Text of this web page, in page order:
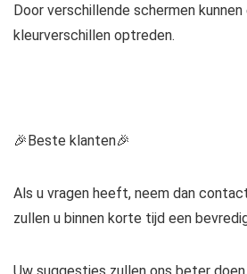
Door verschillende schermen kunnen
kleurverschillen optreden.
🎉Beste klanten🎉
Als u vragen heeft, neem dan
zullen u binnen korte tijd een